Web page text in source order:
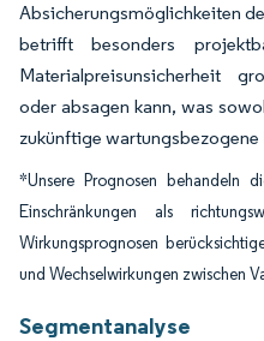
Absicherungsmöglichkeiten
betrifft besonders
Materialpreisunsicherheit
oder absagen kann, was
zukünftige wartungsbezogene
*Unsere Prognosen behandeln
Einschränkungen als
Wirkungsprognosen
und Wechselwirkungen zwischen
Segmentanalyse